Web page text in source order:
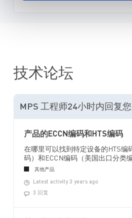
技术论坛
MPS 工程师24小时内回复您
产品的ECCN编码和HTS编码
在哪里可以找到特定设备的HTS编
码）和ECCN编码（美国出口分类编
其他产品
Latest activity 3 years ago
3 回复